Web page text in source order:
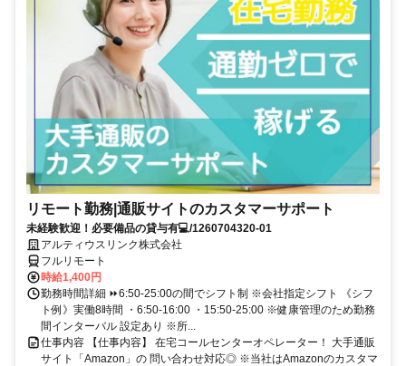
リモート勤務|通販サイトのカスタマーサポート
未経験歓迎！必要備品の貸与有💻/1260704320-01
アルティウスリンク株式会社
フルリモート
時給1,400円
勤務時間詳細 ⏩6:50-25:00の間でシフト制 ※会社指定シフト 《シフ
ト例》実働8時間 ・6:50-16:00 ・15:50-25:00 ※健康管理のため勤務
間インターバル 設定あり ※所...
仕事内容 【仕事内容】 在宅コールセンターオペレーター！ 大手通販
サイト「Amazon」の 問い合わせ対応◎ ※当社はAmazonのカスタマ